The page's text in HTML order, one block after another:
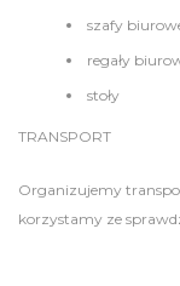
szafy
regały
stoły
TRANSPORT
Organizujemy
korzystamy ze